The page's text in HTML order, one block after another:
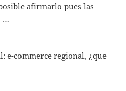
afirmarlo pues las
…
e-commerce regional, ¿que